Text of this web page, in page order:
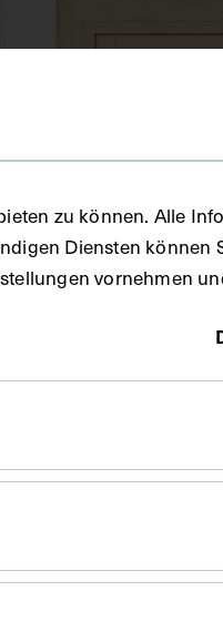
zu können. Alle
Diensten können
vornehmen